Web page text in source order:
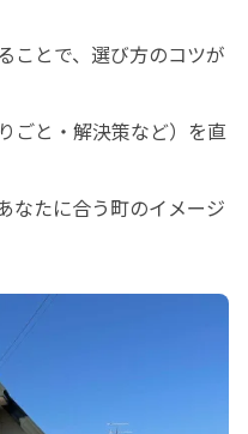
ことで、選び方のコツが
ごと・解決策など）を直
なたに合う町のイメージ